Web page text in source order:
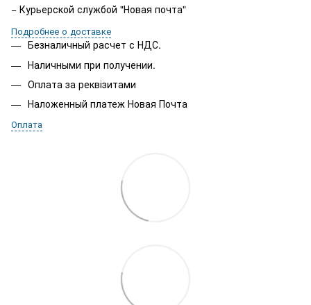
− Курьерской службой "Новая почта"
Подробнее о доставке
Безналичный расчет с НДС.
Наличными при получении.
Оплата за реквізитами
Наложенный платеж Новая Почта
Оплата